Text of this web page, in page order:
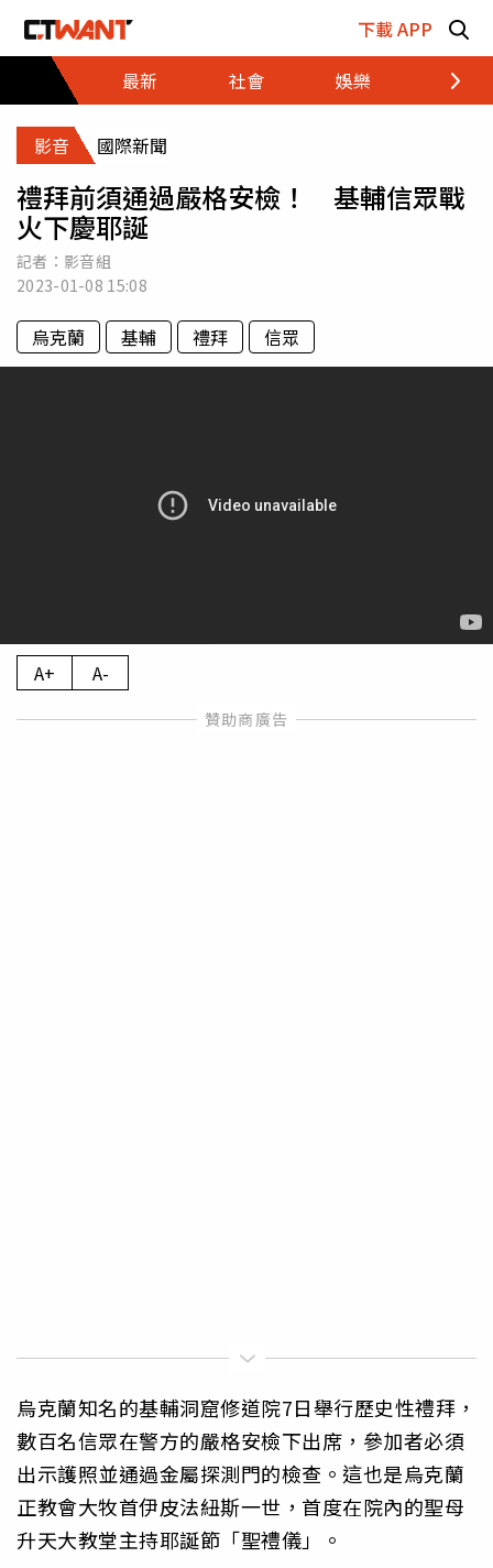
下載 APP
最新
社會 娛樂 財經
影音 國際新聞
禮拜前須通過嚴格安檢！ 基輔信眾戰
火下慶耶誕
記者：影音組
2023-01-08 15:08
烏克蘭 基輔 禮拜 信眾
A+ A-
烏克蘭知名的基輔洞窟修道院7日舉行歷史性禮拜，
數百名信眾在警方的嚴格安檢下出席，參加者必須
出示護照並通過金屬探測門的檢查。這也是烏克蘭
正教會大牧首伊皮法紐斯一世，首度在院內的聖母
升天大教堂主持耶誕節「聖禮儀」。